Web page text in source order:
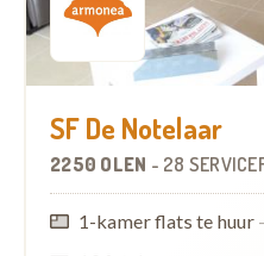
SF De Notelaar
2250 OLEN - 28
1-kamer flats te huur